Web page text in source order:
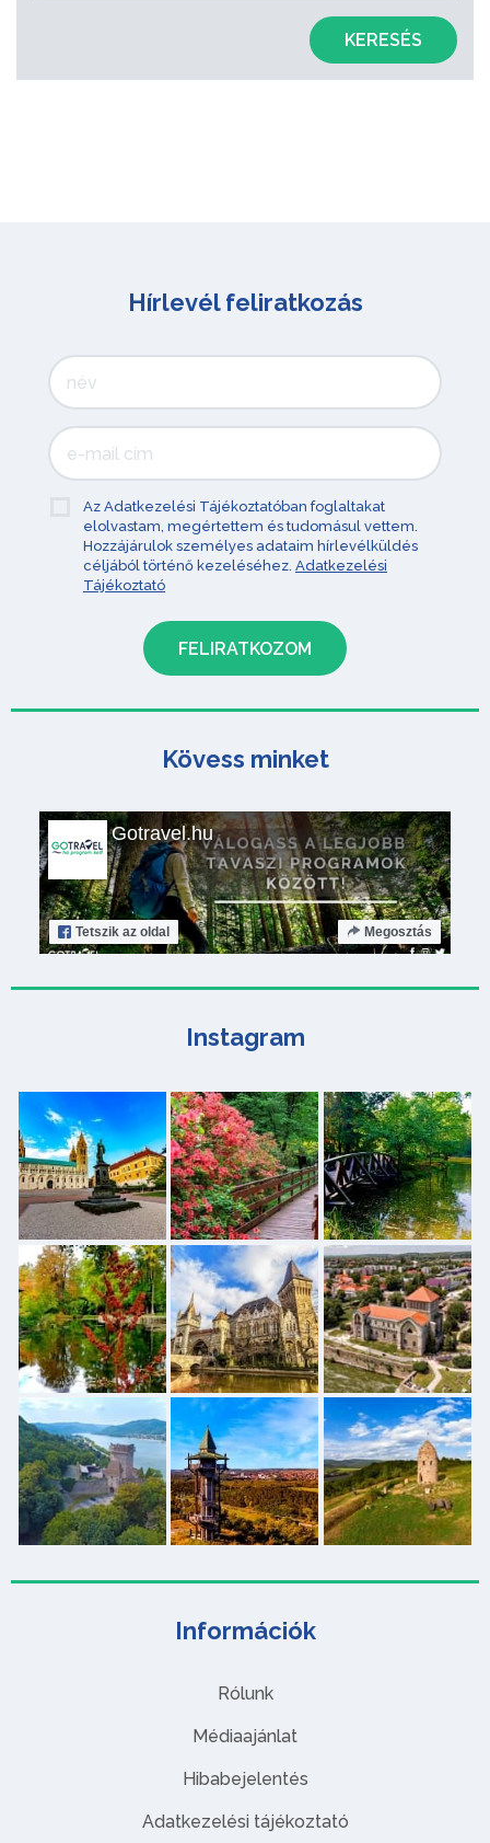
KERESÉS
Információk
Rólunk
Médiaajánlat
Hibabejelentés
Adatkezelési tájékoztató
Hírlevél feliratkozás
Az Adatkezelési Tájékoztatóban foglaltakat
elolvastam, megértettem és tudomásul vettem.
Hozzájárulok személyes adataim hírlevélküldés
céljából történő kezeléséhez. Adatkezelési
Tájékoztató
Kövess minket
Gotravel.hu
Tetszik az oldal Megosztás
Instagram